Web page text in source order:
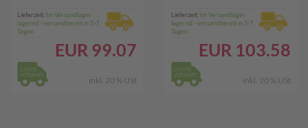
Lieferzeit: Im Versandlager
lagernd - versandbereit in 5-7
Tagen
EUR 99.07
inkl. 20 % USt
Lieferzeit: Im Versandlager
lagernd - versandbereit in 5-7
Tagen
EUR 103.58
inkl. 20 % USt